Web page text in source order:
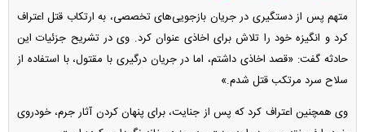
متهم پس از دستگیری در جریان بازجویی‌های تخصصی، به ارتکاب قتل اعتراف
کرد و انگیزه خود را تلاش برای اخاذی عنوان کرد. وی در تشریح جزئیات این
حادثه گفت: «قصد اخاذی داشتم، اما در جریان درگیری با مقتول، با استفاده از
سلاح سرد مرتکب قتل شدم.»
وی همچنین اعتراف کرد که پس از جنایت، برای پنهان کردن آثار جرم، خودروی